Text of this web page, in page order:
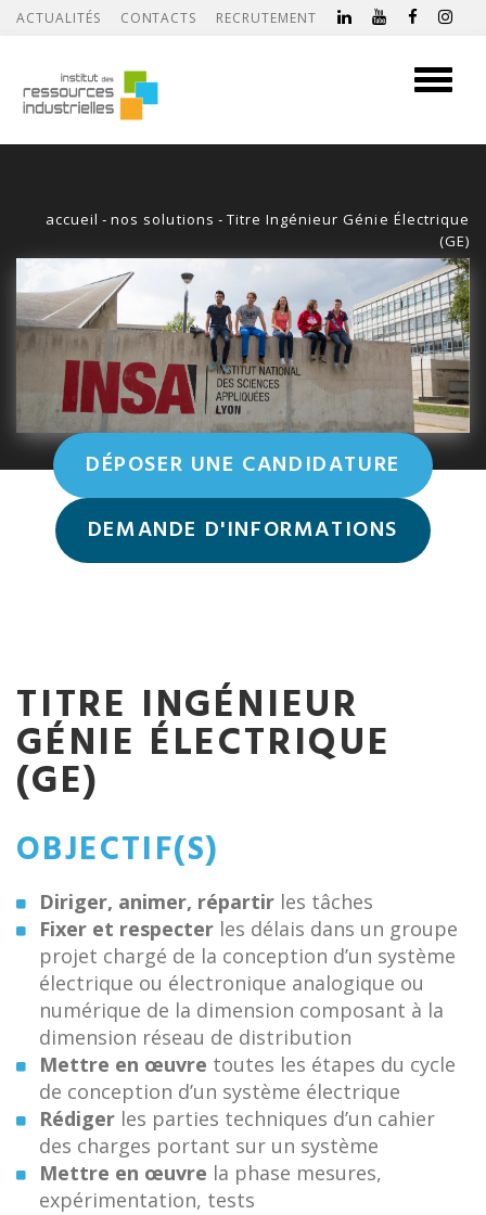
ACTUALITÉS CONTACTS RECRUTEMENT
Toggle
accueil -nos solutions - Titre Ingénieur Génie Électrique
(GE)
DÉPOSER UNE CANDIDATURE
DEMANDE D'INFORMATIONS
TITRE INGÉNIEUR
GÉNIE ÉLECTRIQUE
(GE)
OBJECTIF(S)
Diriger, animer, répartir les tâches
Fixer et respecter les délais dans un groupe
projet chargé de la conception d’un système
électrique ou électronique analogique ou
numérique de la dimension composant à la
dimension réseau de distribution
Mettre en œuvre toutes les étapes du cycle
de conception d’un système électrique
Rédiger les parties techniques d’un cahier
des charges portant sur un système
Mettre en œuvre la phase mesures,
expérimentation, tests